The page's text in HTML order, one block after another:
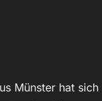
Münster hat sich